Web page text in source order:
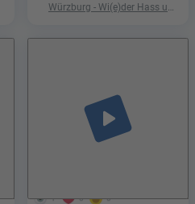
Würzburg - Wi(e)der Hass und
1 0 0
play_arrow